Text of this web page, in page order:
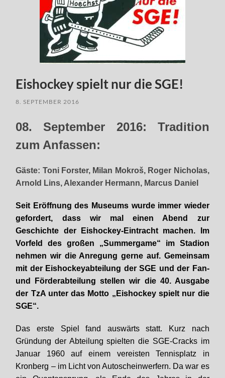
Eishockey spielt nur die SGE!
8. SEPTEMBER 2016
08. September 2016: Tradition
zum Anfassen:
Gäste: Toni Forster, Milan Mokroš, Roger Nicholas,
Arnold Lins, Alexander Hermann, Marcus Daniel
Seit Eröffnung des Museums wurde immer wieder
gefordert, dass wir mal einen Abend zur
Geschichte der Eishockey-Eintracht machen. Im
Vorfeld des großen „Summergame“ im Stadion
nehmen wir die Anregung gerne auf. Gemeinsam
mit der Eishockeyabteilung der SGE und der Fan-
und Förderabteilung stellen wir die 40. Ausgabe
der TzA unter das Motto „Eishockey spielt nur die
SGE“.
Das erste Spiel fand auswärts statt. Kurz nach
Gründung der Abteilung spielten die SGE-Cracks im
Januar 1960 auf einem vereisten Tennisplatz in
Kronberg – im Licht von Autoscheinwerfern. Da war es